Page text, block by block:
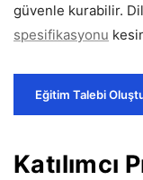
güvenle kurabilir.
spesifikasyonu
Eğitim Talebi
Katılımcı